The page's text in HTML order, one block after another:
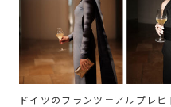
ドイツのフランツ＝アルプレ